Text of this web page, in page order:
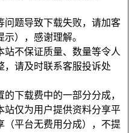
题导致下载失败，请加客
），感谢理解。
不保证质量、数量等令人
，请及时联系客服投诉处
下载费中的一部分分成，
站仅为用户提供资料分享平
（平台无费用分成），不提